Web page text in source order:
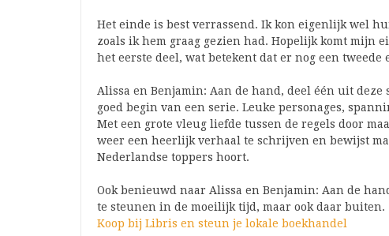
Het einde is best verrassend. Ik kon eigenlijk wel
zoals ik hem graag gezien had. Hopelijk komt mijn
het eerste deel, wat betekent dat er nog een
Alissa en Benjamin: Aan de hand, deel één uit
goed begin van een serie. Leuke personages,
Met een grote vleug liefde tussen de regels door
weer een heerlijk verhaal te schrijven en bewijst
Nederlandse toppers hoort.
Ook benieuwd naar Alissa en Benjamin: Aan de
te steunen in de moeilijk tijd, maar ook daar buiten.
Koop bij Libris en steun je lokale boekhandel